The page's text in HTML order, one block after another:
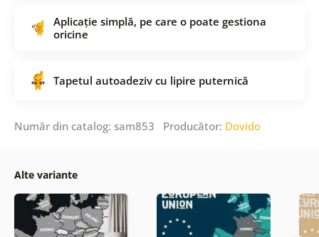
Aplicație simplă, pe care o poate gestiona
oricine
Tapetul autoadeziv cu lipire puternică
Număr din catalog: sam853 Producător: Dovido
Alte variante